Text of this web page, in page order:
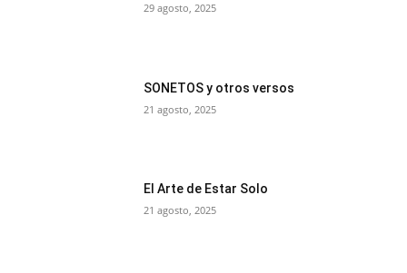
29 agosto, 2025
SONETOS y otros versos
21 agosto, 2025
El Arte de Estar Solo
21 agosto, 2025